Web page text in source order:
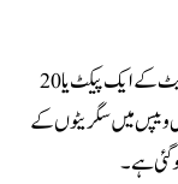
انہوں نے کہا کہ تقریباً ایک دہائی قبل اوسطاً ویپ میں سگریٹ کے ایک پیکٹ یا 20
ویپس میں سگریٹوں کے